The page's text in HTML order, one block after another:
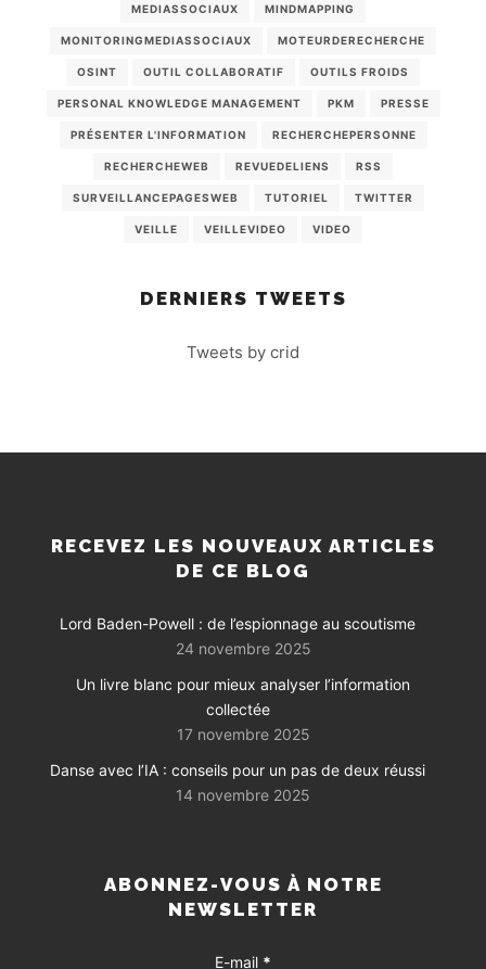
MEDIASSOCIAUX MINDMAPPING
MONITORINGMEDIASSOCIAUX MOTEURDERECHERCHE
OSINT OUTIL COLLABORATIF OUTILS FROIDS
PERSONAL KNOWLEDGE MANAGEMENT PKM PRESSE
PRÉSENTER L'INFORMATION RECHERCHEPERSONNE
RECHERCHEWEB REVUEDELIENS RSS
SURVEILLANCEPAGESWEB TUTORIEL TWITTER
VEILLE VEILLEVIDEO VIDEO
DERNIERS TWEETS
Tweets by crid
RECEVEZ LES NOUVEAUX ARTICLES
DE CE BLOG
Lord Baden-Powell : de l’espionnage au scoutisme
24 novembre 2025
Un livre blanc pour mieux analyser l’information
collectée
17 novembre 2025
Danse avec l’IA : conseils pour un pas de deux réussi
14 novembre 2025
ABONNEZ-VOUS À NOTRE
NEWSLETTER
E-mail *